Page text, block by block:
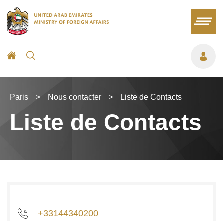
Paris > Nous contacter > Liste de Contacts
Liste de Contacts
+33144340200